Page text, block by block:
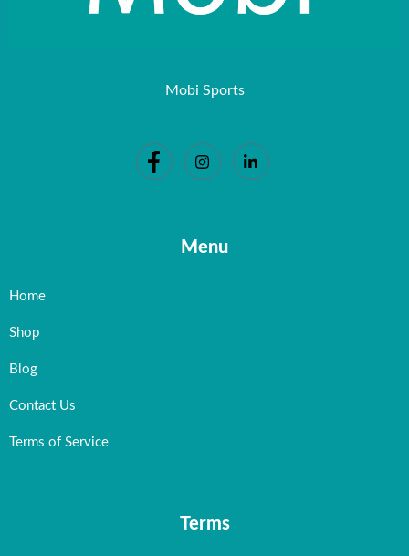
Mobi Sports
Menu
Home
Shop
Blog
Contact Us
Terms of Service
Terms